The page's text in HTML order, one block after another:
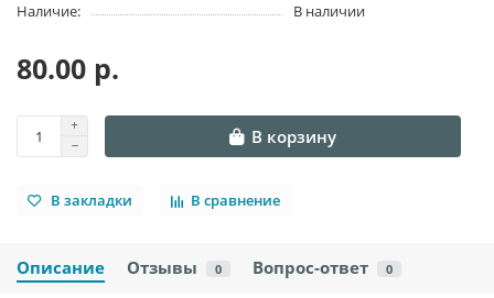
Наличие:
В наличии
80.00 р.
В корзину
В закладки В сравнение
Описание Отзывы 0 Вопрос-ответ 0